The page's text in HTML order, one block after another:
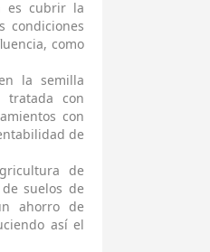
es cubrir la
condiciones
como
la semilla
tratada con
con
de
de
suelos de
ahorro de
así el